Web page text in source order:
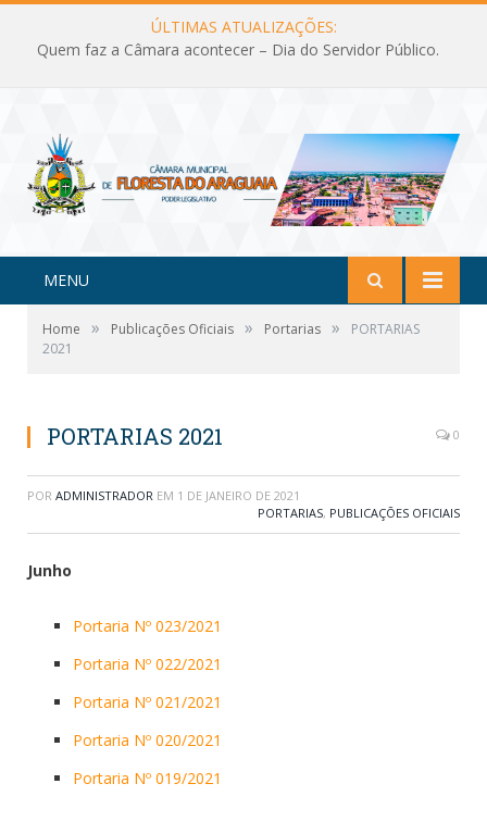
ÚLTIMAS ATUALIZAÇÕES:
Quem faz a Câmara acontecer – Dia do Servidor Público.
MENU
Home » Publicações Oficiais » Portarias »
PORTARIAS
2021
PORTARIAS 2021 0
POR ADMINISTRADOR EM 1 DE JANEIRO DE 2021
PORTARIAS, PUBLICAÇÕES OFICIAIS
Junho
Portaria Nº 023/2021
Portaria Nº 022/2021
Portaria Nº 021/2021
Portaria Nº 020/2021
Portaria Nº 019/2021